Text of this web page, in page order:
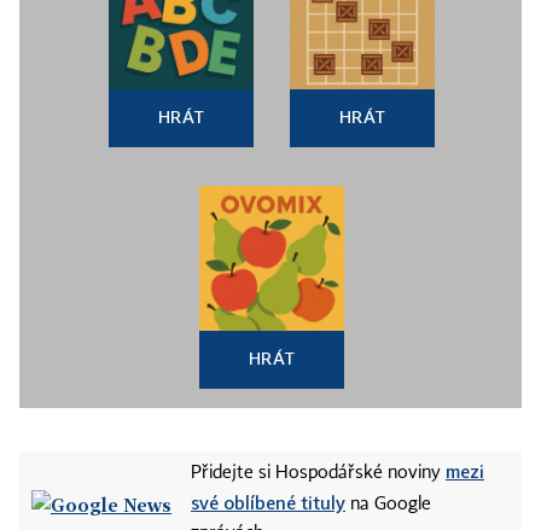
HRÁT HRÁT
HRÁT
Přidejte si Hospodářské noviny mezi
své oblíbené tituly na Google